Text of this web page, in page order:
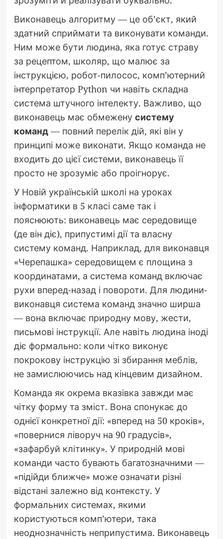
Виконавець алгоритму — це об’єкт, який
здатний сприймати та виконувати команди.
Ним може бути людина, яка готує страву
за рецептом, школяр, що малює за
інструкцією, робот-пилосос, комп’ютерний
інтерпретатор Python чи навіть складна
система штучного інтелекту. Важливо, що
виконавець має обмежену систему
команд— повний перелік дій, які він у
принципі може виконати. Якщо команда не
входить до цієї системи, виконавець її
просто не зрозуміє або проігнорує.
У Новій українській школі на уроках
інформатики в 5 класі саме так і
пояснюють: виконавець має середовище
(де він діє), припустимі дії та власну
систему команд. Наприклад, для виконавця
«Черепашка» середовищем є площина з
координатами, а система команд включає
рухи вперед-назад і повороти. Для людини-
виконавця система команд значно ширша
— вона включає природну мову, жести,
письмові інструкції. Але навіть людина іноді
діє формально: коли чітко виконує
покрокову інструкцію зі збирання меблів,
не замислюючись над кінцевим дизайном.
Команда як окрема вказівка завжди має
чітку форму та зміст. Вона спонукає до
однієї конкретної дії: «вперед на 50 кроків»,
«повернися ліворуч на 90 градусів»,
«зафарбуй клітинку». У природній мові
команди часто бувають багатозначними —
«підійди ближче» може означати різні
відстані залежно від контексту. У
формальних системах, якими
користуються комп’ютери, така
неоднозначність неприпустима. Виконавець